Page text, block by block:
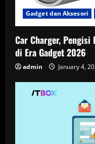
Gadget dan Aksesori
Car Charger,
di Era Gadget 2026
admin January 4,